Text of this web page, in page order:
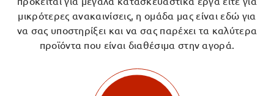
μικρότερες ανακαινίσεις, η ομάδα μας είναι εδώ για
να σας υποστηρίξει και να σας παρέχει τα καλύτερα
προϊόντα που είναι διαθέσιμα στην αγορά.